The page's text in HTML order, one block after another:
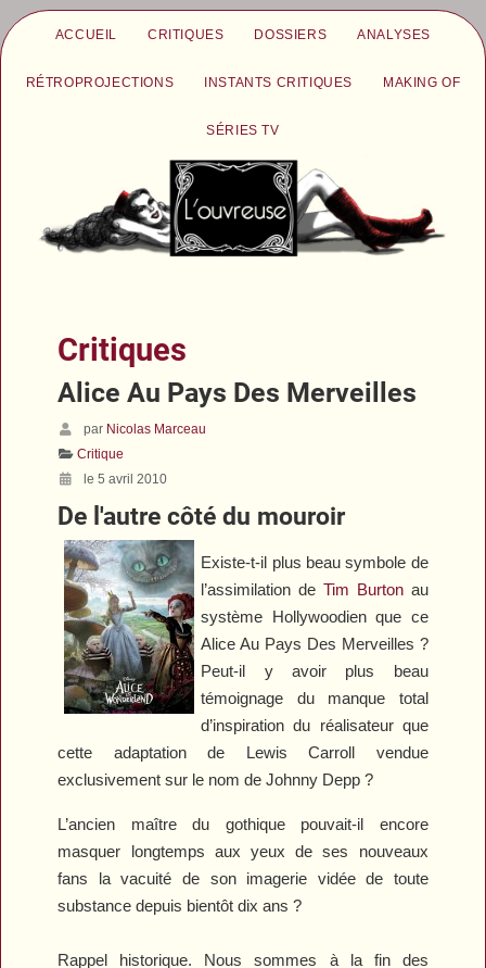
ACCUEIL CRITIQUES DOSSIERS ANALYSES
RÉTROPROJECTIONS INSTANTS CRITIQUES MAKING OF
SÉRIES TV
Critiques
Alice Au Pays Des Merveilles
par Nicolas Marceau
Critique
le 5 avril 2010
De l'autre côté du mouroir
Existe-t-il plus beau symbole de
l’assimilation de Tim Burtonau
système Hollywoodien que ce
Alice Au Pays Des Merveilles ?
Peut-il y avoir plus beau
témoignage du manque total
d’inspiration du réalisateur que
cette adaptation de Lewis Carroll vendue
exclusivement sur le nom de Johnny Depp ?
L’ancien maître du gothique pouvait-il encore
masquer longtemps aux yeux de ses nouveaux
fans la vacuité de son imagerie vidée de toute
substance depuis bientôt dix ans ?
Rappel historique. Nous sommes à la fin des